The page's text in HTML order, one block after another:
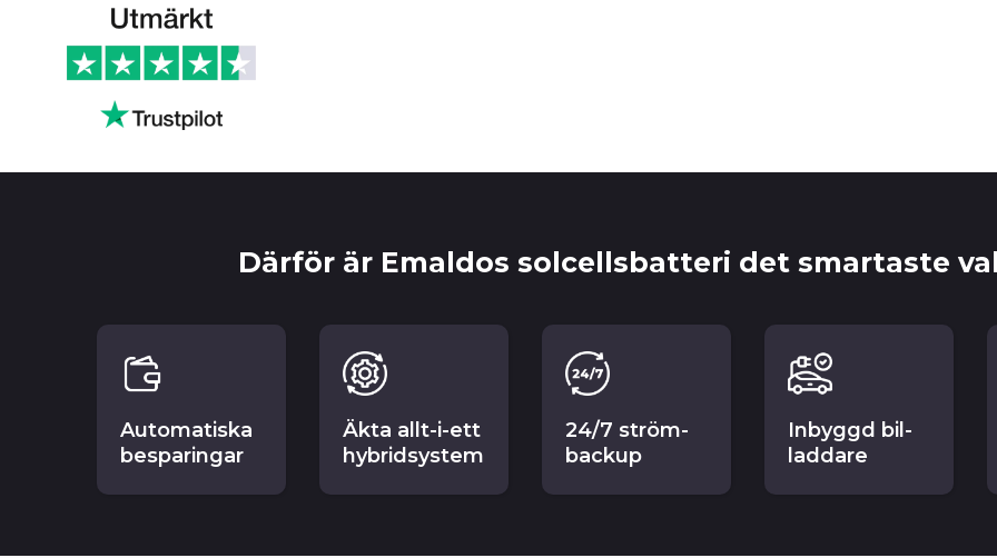
Därför är Emaldos solcellsbatteri det smartaste
Automatiska
besparingar
Äkta allt-i-ett
hybridsystem
24/7 ström-
backup
Inbyggd bil-
laddare